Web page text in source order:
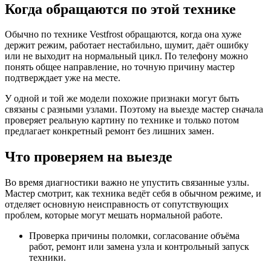
Когда обращаются по этой технике
Обычно по технике Vestfrost обращаются, когда она хуже
держит режим, работает нестабильно, шумит, даёт ошибку
или не выходит на нормальный цикл. По телефону можно
понять общее направление, но точную причину мастер
подтверждает уже на месте.
У одной и той же модели похожие признаки могут быть
связаны с разными узлами. Поэтому на выезде мастер сначала
проверяет реальную картину по технике и только потом
предлагает конкретный ремонт без лишних замен.
Что проверяем на выезде
Во время диагностики важно не упустить связанные узлы.
Мастер смотрит, как техника ведёт себя в обычном режиме, и
отделяет основную неисправность от сопутствующих
проблем, которые могут мешать нормальной работе.
Проверка причины поломки, согласование объёма
работ, ремонт или замена узла и контрольный запуск
техники.